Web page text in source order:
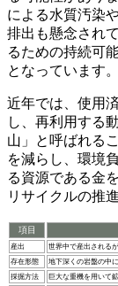
による水質汚染
排出も懸念され
るための持続可
となっています。
近年では、 使用
し、再利用する
山」と呼ばれる
を減らし、環境
る資源である金
リサイクルの推
項目
産出
世界中で産出される
存在形態
地下深くの岩盤の中
採掘方法
巨大な重機を用いて